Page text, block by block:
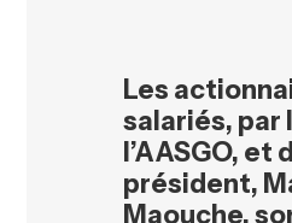
Les
salariés, par
l’AASGO, et
président,
Maouche,